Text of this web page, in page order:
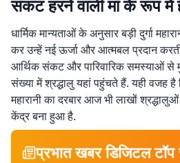
संकट हरने वाली मां के रूप में
धार्मिक मान्यताओं के अनुसार बड़ी दुर्गा
कर उन्हें नई ऊर्जा और आत्मबल प्रदान
आर्थिक संकट और पारिवारिक समस्याओं से
संख्या में श्रद्धालु यहां पहुंचते हैं. यही वजह है
महारानी का दरबार आज भी लाखों
केंद्र बना हुआ है.
प्रभात खबर डिजिटल टॉप